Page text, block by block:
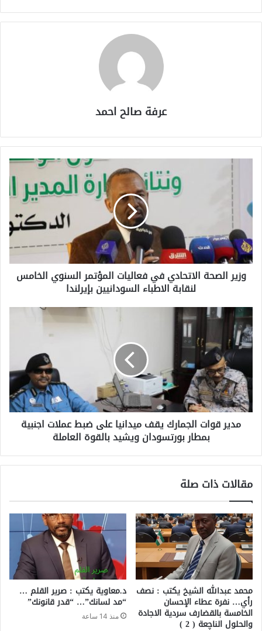
عرفة صالح احمد
وزير الصحة الاتحادي في فعاليات المؤتمر السنوي الخامس
لنقابة الاطباء السودانيين بإيرلندا
مدير قوات الجمارك يقف ميدانيا على ضبط عملات اجنبية
بمطار بورتسودان ويشيد بالقوة العاملة
مقالات ذات صلة
محمد عبدالله الشيخ يكتب : نصف
رأي… نفرة عطاء الإحسان
الخامسة بالقضارف سردية الاجادة
والحلول الناچعة ( 2 )
د.معاوية يكتب : صرير القلم …
“مد لسانك”… “قدر قانونك”
منذ 14 ساعة